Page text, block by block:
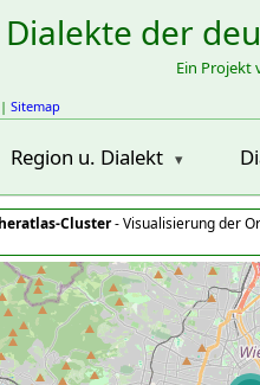
Dialekte der
Ein Projekt
| Sitemap
Region u. Dialekt
Cluster- Visualisierung der